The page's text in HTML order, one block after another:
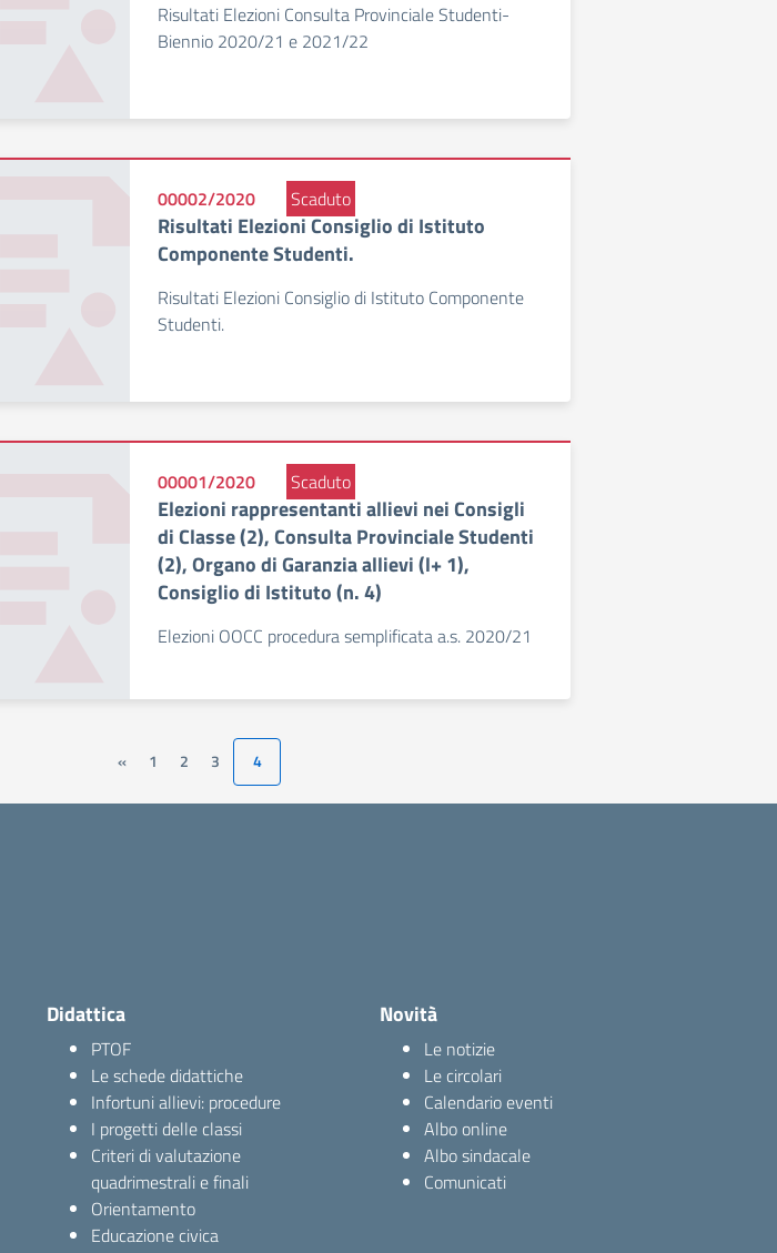
Risultati Elezioni Consulta Provinciale Studenti-
Biennio 2020/21 e 2021/22
00002/2020 Scaduto
Risultati Elezioni Consiglio di Istituto
Componente Studenti.
Risultati Elezioni Consiglio di Istituto Componente
Studenti.
00001/2020 Scaduto
Elezioni rappresentanti allievi nei Consigli
di Classe (2), Consulta Provinciale Studenti
(2), Organo di Garanzia allievi (l+ 1),
Consiglio di Istituto (n. 4)
Elezioni OOCC procedura semplificata a.s. 2020/21
« 1 2 3 4
Didattica
PTOF
Le schede didattiche
Infortuni allievi: procedure
I progetti delle classi
Criteri di valutazione
quadrimestrali e finali
Orientamento
Educazione civica
Novità
Le notizie
Le circolari
Calendario eventi
Albo online
Albo sindacale
Comunicati